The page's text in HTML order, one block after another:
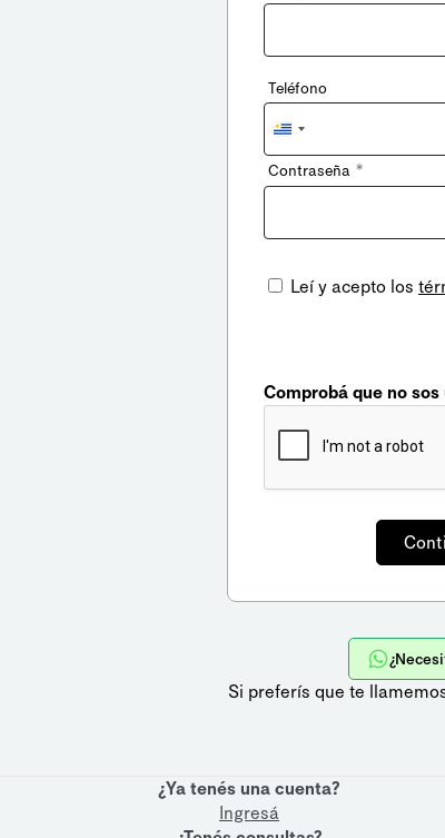
Teléfono
Uruguay
+598
Contraseña *
Leí y acepto los
Comprobá que no
Si preferís que te
¿Ya tenés una cuenta?
Ingresá